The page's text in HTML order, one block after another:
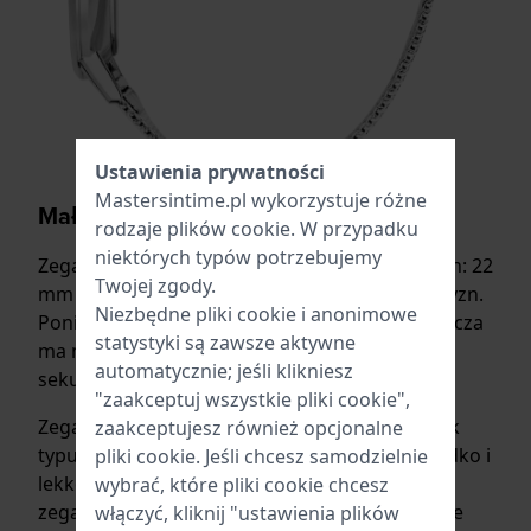
Małe jest piękne
Zegarki Akilia są dostępne w trzech rozmiarach: 22
mm i 32 mm dla kobiet oraz 41 mm dla mężczyzn.
Ponieważ zegarki męskie są nieco większe, tarcza
ma miejsce na okienko daty dziennej lub mały
sekundnik.
Zegarki Akilia posiadają pleciony stalowy pasek
typu mesh. Materiał, który nosi się bardzo gładko i
lekko na skórze i idealnie pasuje do projektu
zegarka, który ma wygląd bransoletki. Niektóre
Ustawienia prywatności
Mastersintime.pl wykorzystuje różne
rodzaje plików cookie. W przypadku
niektórych typów potrzebujemy
Twojej zgody.
Niezbędne pliki cookie i anonimowe
statystyki są zawsze aktywne
automatycznie; jeśli klikniesz
"zaakceptuj wszystkie pliki cookie",
zaakceptujesz również opcjonalne
pliki cookie. Jeśli chcesz samodzielnie
wybrać, które pliki cookie chcesz
włączyć, kliknij "ustawienia plików